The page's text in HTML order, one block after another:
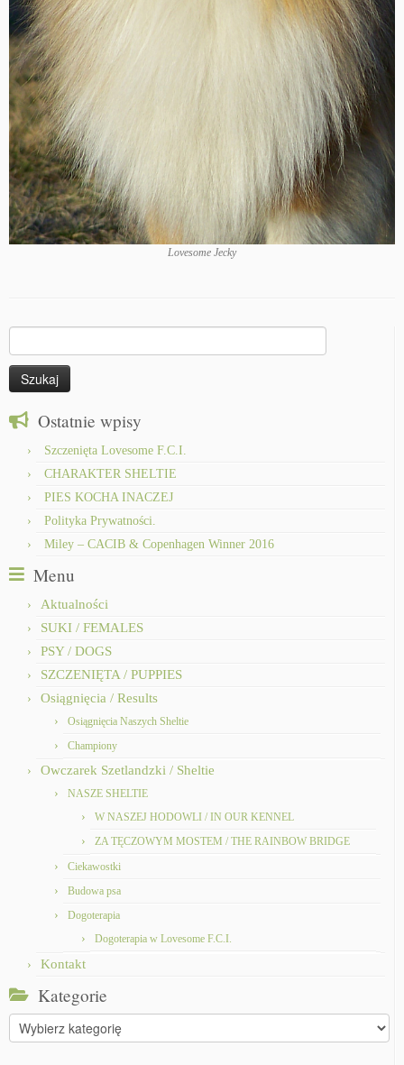
Lovesome Jecky
Ostatnie wpisy
Szczenięta Lovesome F.C.I.
CHARAKTER SHELTIE
PIES KOCHA INACZEJ
Polityka Prywatności.
Miley – CACIB & Copenhagen Winner 2016
Menu
Aktualności
SUKI / FEMALES
PSY / DOGS
SZCZENIĘTA / PUPPIES
Osiągnięcia / Results
Osiągnięcia Naszych Sheltie
Championy
Owczarek Szetlandzki / Sheltie
NASZE SHELTIE
W NASZEJ HODOWLI / IN OUR KENNEL
ZA TĘCZOWYM MOSTEM / THE RAINBOW BRIDGE
Ciekawostki
Budowa psa
Dogoterapia
Dogoterapia w Lovesome F.C.I.
Kontakt
Kategorie
Kategorie